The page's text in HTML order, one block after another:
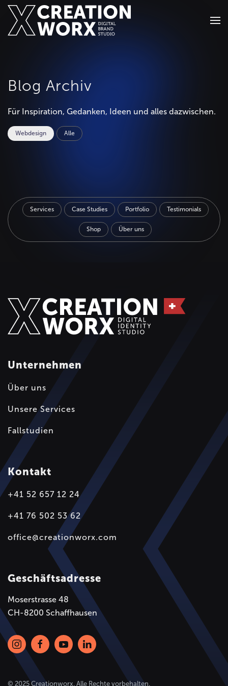
Zum Hauptinhalt springen
Blog Archiv
Für Inspiration, Gedanken, Ideen und alles dazwischen.
Webdesign Alle
Services Case Studies Portfolio Testimonials
Shop Über uns
Unternehmen
Über uns
Unsere Services
Fallstudien
Kontakt
+41 52 657 12 24
+41 76 502 53 62
office@creationworx.com
Geschäftsadresse
Moserstrasse 48
CH-8200 Schaffhausen
© 2025 Creationworx. Alle Rechte vorbehalten.